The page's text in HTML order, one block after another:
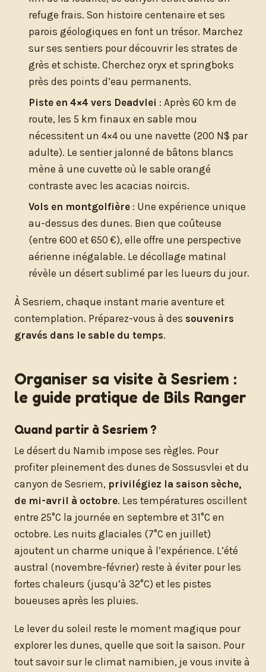
refuge frais. Son histoire centenaire et ses
parois géologiques en font un trésor. Marchez
sur ses sentiers pour découvrir les strates de
grès et schiste. Cherchez oryx et springboks
près des points d’eau permanents.
Piste en 4×4 vers Deadvlei : Après 60 km de
route, les 5 km finaux en sable mou
nécessitent un 4×4 ou une navette (200 N$ par
adulte). Le sentier jalonné de bâtons blancs
mène à une cuvette où le sable orangé
contraste avec les acacias noircis.
Vols en montgolfière : Une expérience unique
au-dessus des dunes. Bien que coûteuse
(entre 600 et 650 €), elle offre une perspective
aérienne inégalable. Le décollage matinal
révèle un désert sublimé par les lueurs du jour.
À Sesriem, chaque instant marie aventure et
contemplation. Préparez-vous à des souvenirs
gravés dans le sable du temps.
Organiser sa visite à Sesriem :
le guide pratique de Bils Ranger
Quand partir à Sesriem ?
Le désert du Namib impose ses règles. Pour
profiter pleinement des dunes de Sossusvlei et du
canyon de Sesriem, privilégiez la saison sèche,
de mi-avril à octobre. Les températures oscillent
entre 25°C la journée en septembre et 31°C en
octobre. Les nuits glaciales (7°C en juillet)
ajoutent un charme unique à l’expérience. L’été
austral (novembre-février) reste à éviter pour les
fortes chaleurs (jusqu’à 32°C) et les pistes
boueuses après les pluies.
Le lever du soleil reste le moment magique pour
explorer les dunes, quelle que soit la saison. Pour
tout savoir sur le climat namibien, je vous invite à